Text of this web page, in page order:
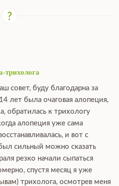
трихолога
совет, буду благодарна за
лет была очаговая алопеция,
обратилась к трихологу
алопеция уже сама
и вот с
сильный можно сказать
резко начали сыпаться
спустя месяц я уже
трихолога, осмотрев меня